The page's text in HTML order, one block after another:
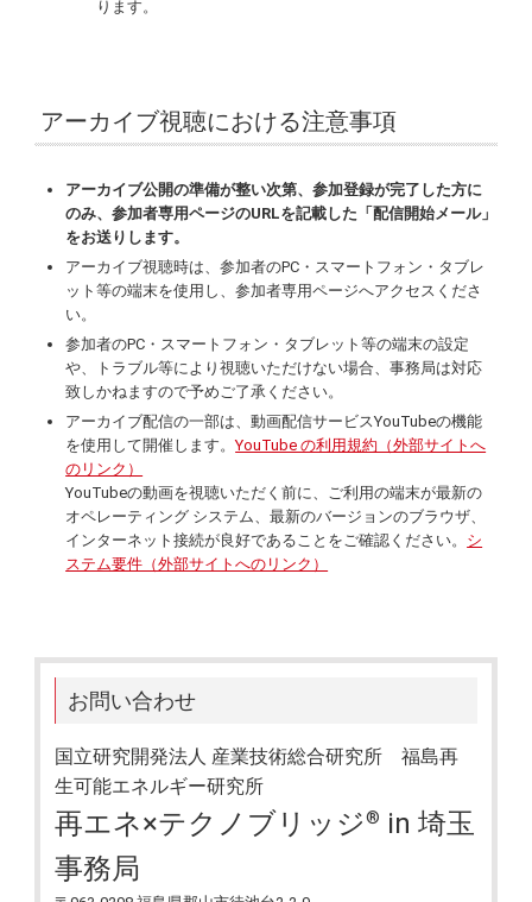
ります。
アーカイブ視聴における注意事項
アーカイブ公開の準備が整い次第、参加登録が完了した方に
のみ、参加者専用ページのURLを記載した「配信開始メール」
をお送りします。
アーカイブ視聴時は、参加者のPC・スマートフォン・タブレ
ット等の端末を使用し、参加者専用ページへアクセスくださ
い。
参加者のPC・スマートフォン・タブレット等の端末の設定
や、トラブル等により視聴いただけない場合、事務局は対応
致しかねますので予めご了承ください。
アーカイブ配信の一部は、動画配信サービスYouTubeの機能
を使用して開催します。YouTube の利用規約（外部サイトへ
のリンク）
YouTubeの動画を視聴いただく前に、ご利用の端末が最新の
オペレーティング システム、最新のバージョンのブラウザ、
インターネット接続が良好であることをご確認ください。 シ
ステム要件（外部サイトへのリンク）
お問い合わせ
国立研究開発法人 産業技術総合研究所 福島再
生可能エネルギー研究所
再エネ×テクノブリッジ® in 埼玉
事務局